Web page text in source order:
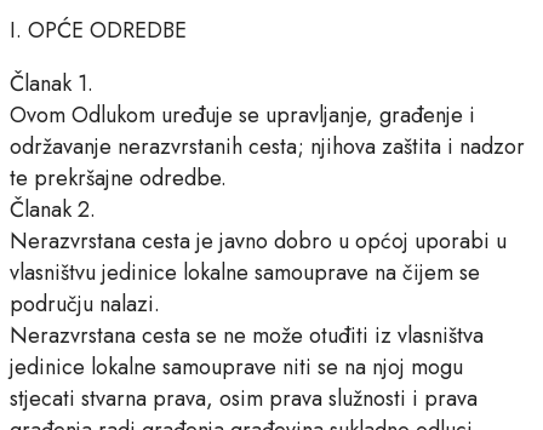
I. OPĆE ODREDBE
Članak 1.
Ovom Odlukom uređuje se upravljanje, građenje i
održavanje nerazvrstanih cesta; njihova zaštita i nadzor
te prekršajne odredbe.
Članak 2.
Nerazvrstana cesta je javno dobro u općoj uporabi u
vlasništvu jedinice lokalne samouprave na čijem se
području nalazi.
Nerazvrstana cesta se ne može otuđiti iz vlasništva
jedinice lokalne samouprave niti se na njoj mogu
stjecati stvarna prava, osim prava služnosti i prava